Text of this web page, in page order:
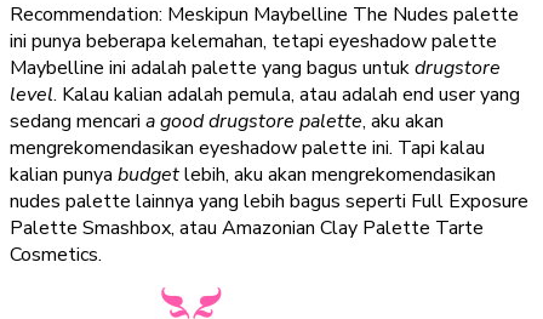
Recommendation: Meskipun Maybelline The Nudes palette
ini punya beberapa kelemahan, tetapi eyeshadow palette
Maybelline ini adalah palette yang bagus untukdrugstore
level. Kalau kalian adalah pemula, atau adalah end user yang
sedang mencari a good drugstore palette, aku akan
mengrekomendasikan eyeshadow palette ini. Tapi kalau
kalian punya budgetlebih, aku akan mengrekomendasikan
nudes palette lainnya yang lebih bagus seperti Full Exposure
Palette Smashbox, atau Amazonian Clay Palette Tarte
Cosmetics.